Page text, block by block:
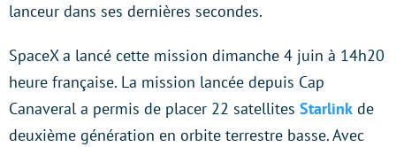
lanceur dans ses dernières secondes.
SpaceX a lancé cette mission dimanche 4 juin à 14h20
heure française. La mission lancée depuis Cap
Canaveral a permis de placer 22 satellites Starlink de
deuxième génération en orbite terrestre basse. Avec